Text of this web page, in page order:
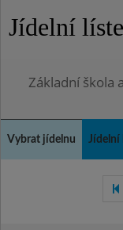
Jídelní
Základní škola
Vybrat jídelnu Jídelní